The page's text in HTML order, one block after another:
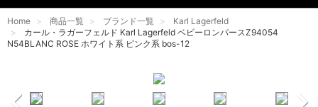
Home 商品一覧 ブランド一覧
Karl Lagerfeld
カール・ラガーフェルド Karl Lagerfeld ベビーロンパースZ94054
N54BLANC ROSE ホワイト系 ピンク系 bos-12